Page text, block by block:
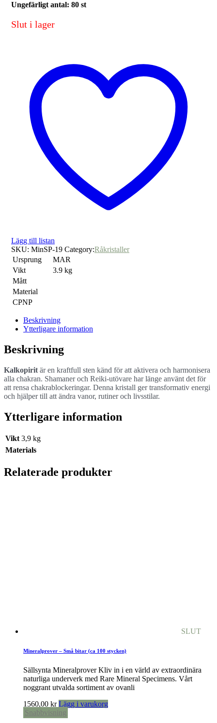
Ungefärligt antal: 80 st
Slut i lager
Lägg till listan
SKU: MinSP-19 Category:Råkristaller
Ursprung
MAR
Vikt
3.9 kg
Mått
Material
CPNP
Beskrivning
Ytterligare information
Beskrivning
Kalkopirit är en kraftfull sten känd för att aktivera och harmonisera
alla chakran. Shamaner och Reiki-utövare har länge använt det för
att rensa chakrablockeringar. Denna kristall ger transformativ energi
och hjälper till att ändra vanor, rutiner och livsstilar.
Ytterligare information
Vikt 3,9 kg
Materials
Relaterade produkter
SLUT
Mineralprover – Små bitar (ca 100 stycken)
Sällsynta Mineralprover Kliv in i en värld av extraordinära
naturliga underverk med Rare Mineral Specimens. Vårt
noggrant utvalda sortiment av ovanli
1560,00 kr Lägg i varukorg
Snabbvisning